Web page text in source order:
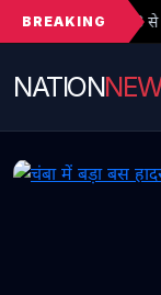
BREAKING
2022 के बीच
NATION